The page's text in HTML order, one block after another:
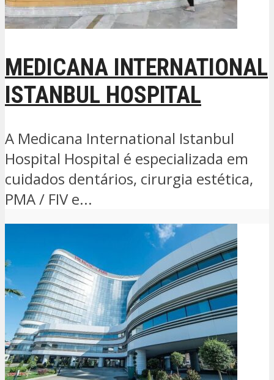
MEDICANA INTERNATIONAL
ISTANBUL HOSPITAL
A Medicana International Istanbul
Hospital Hospital é especializada em
cuidados dentários, cirurgia estética,
PMA / FIV e...